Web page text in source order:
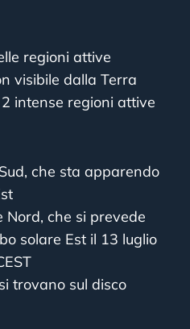
regioni attive
visibile dalla Terra
intense regioni attive
che sta apparendo
Nord, che si prevede
solare Est il 13 luglio
si trovano sul disco